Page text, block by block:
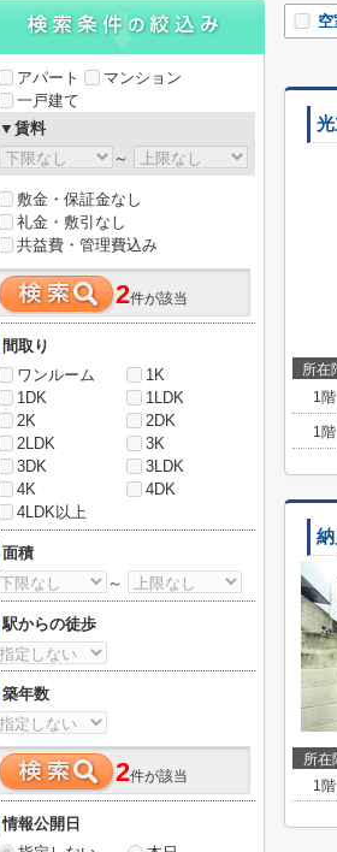
所在
1階
1階
所在
1階
アパート
マンション
一戸建て
▼賃料
～
敷金・保証金なし
礼金・敷引なし
共益費・管理費込み
2件が該当
間取り
ワンルーム
1K
1DK
1LDK
2K
2DK
2LDK
3K
3DK
3LDK
4K
4DK
4LDK以上
面積
～
駅からの徒歩
築年数
2件が該当
情報公開日